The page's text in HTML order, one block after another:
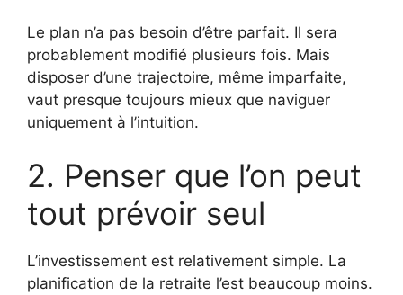
Le plan n’a pas besoin d’être parfait. Il sera
probablement modifié plusieurs fois. Mais
disposer d’une trajectoire, même imparfaite,
vaut presque toujours mieux que naviguer
uniquement à l’intuition.
2. Penser que l’on peut
tout prévoir seul
L’investissement est relativement simple. La
planification de la retraite l’est beaucoup moins.